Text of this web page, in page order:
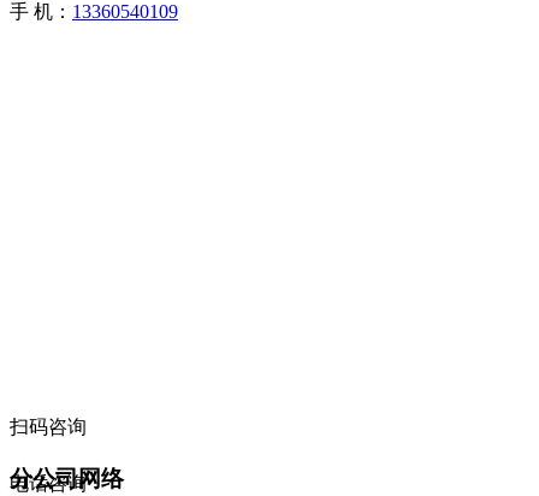
手 机： 13360540109
扫码咨询
分公司网络
电话咨询